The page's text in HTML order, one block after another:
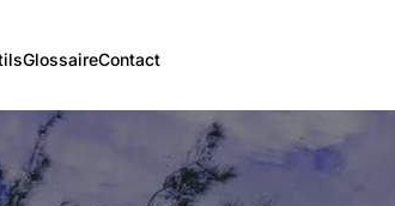
GlossaireContact